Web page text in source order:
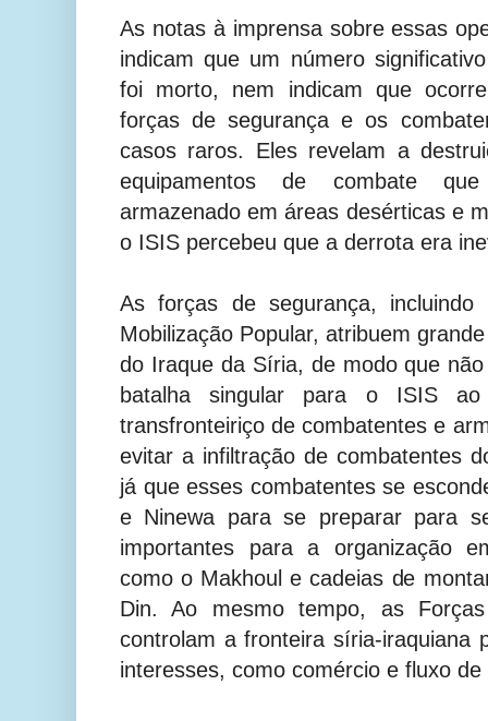
As notas à imprensa sobre essas
indicam que um número
foi morto, nem indicam que
forças de segurança e os
casos raros. Eles revelam a
equipamentos de combate
armazenado em áreas desérticas e
o ISIS percebeu que a derrota era
As forças de segurança,
Mobilização Popular, atribuem
do Iraque da Síria, de modo que
batalha singular para o ISIS
transfronteiriço de combatentes e
evitar a infiltração de combatentes
já que esses combatentes se
e Ninewa para se preparar para
importantes para a organização
como o Makhoul e cadeias de
Din. Ao mesmo tempo, as
controlam a fronteira síria-iraquiana
interesses, como comércio e fluxo